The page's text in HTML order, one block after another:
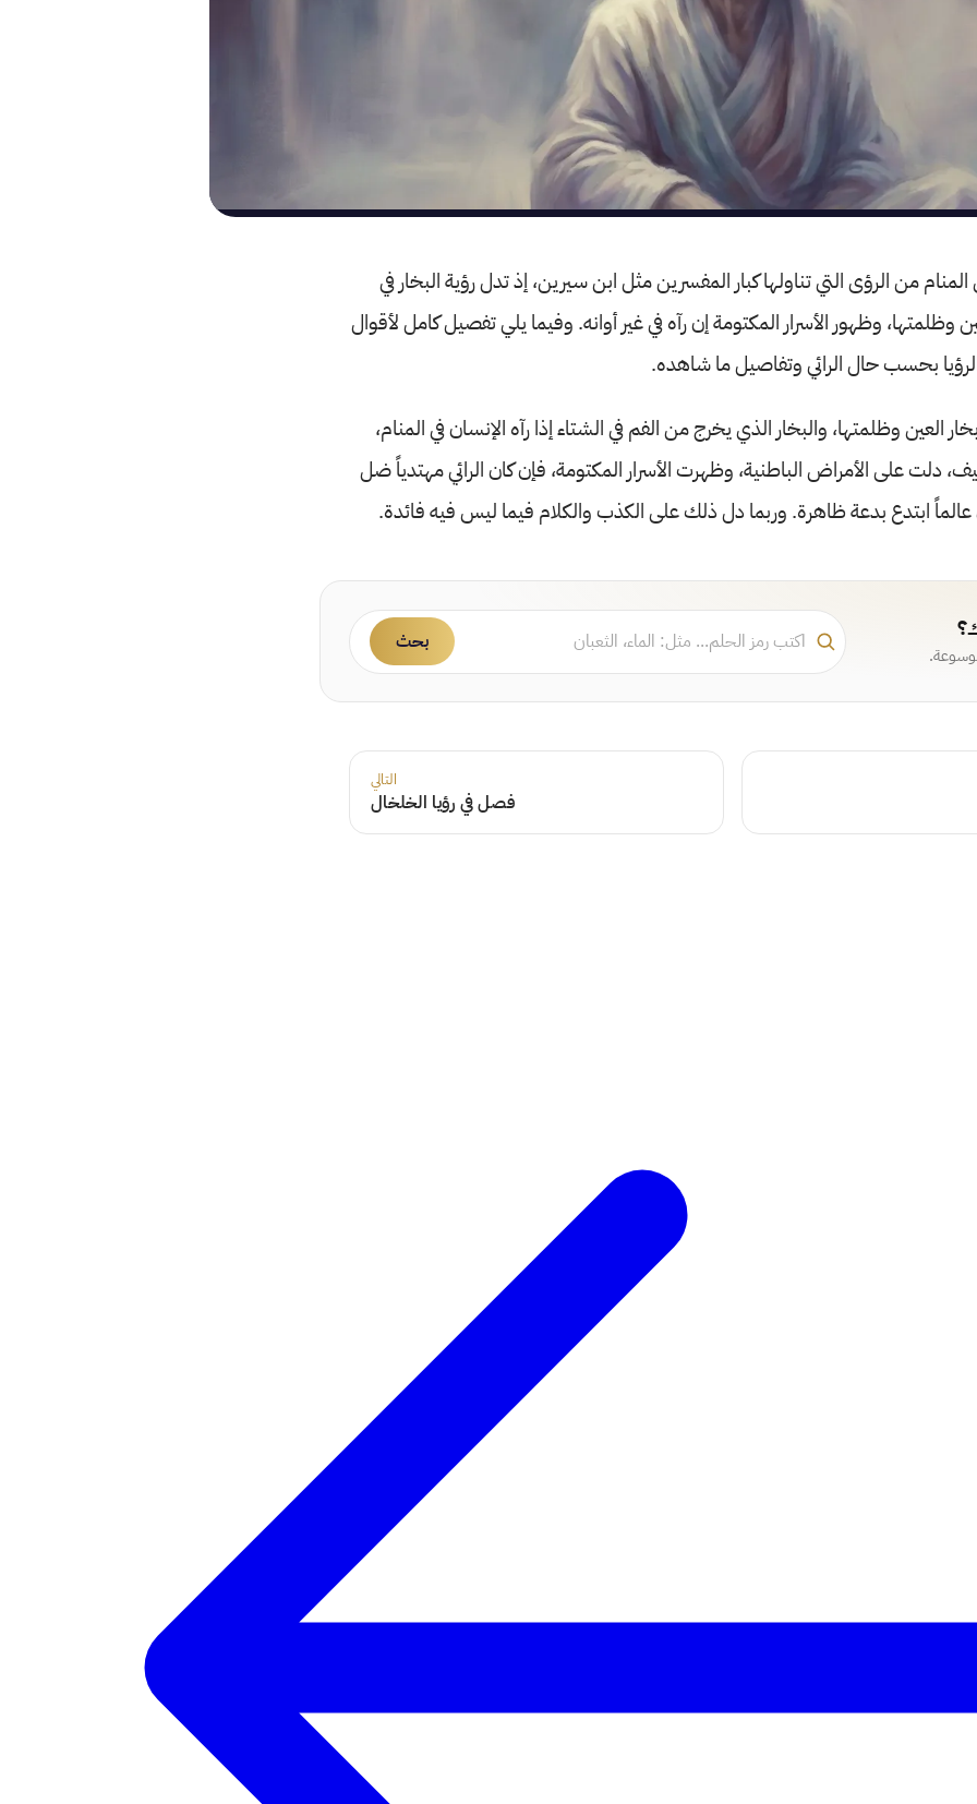
المنام من الرؤى التي تناولها كبار المفسرين مثل ابن سيرين، إذ تدل رؤية البخار في
وظلمتها، وظهور الأسرار المكتومة إن رآه في غير أوانه. وفيما يلي تفصيل كامل لأقوال
بحسب حال الرائي وتفاصيل ما شاهده.
العين وظلمتها، والبخار الذي يخرج من الفم في الشتاء إذا رآه الإنسان في المنام،
دلت على الأمراض الباطنية، وظهرت الأسرار المكتومة، فإن كان الرائي مهتدياً ضل
ابتدع بدعة ظاهرة. وربما دل ذلك على الكذب والكلام فيما ليس فيه فائدة.
بحث
التالي
فصل في رؤيا الخلخال